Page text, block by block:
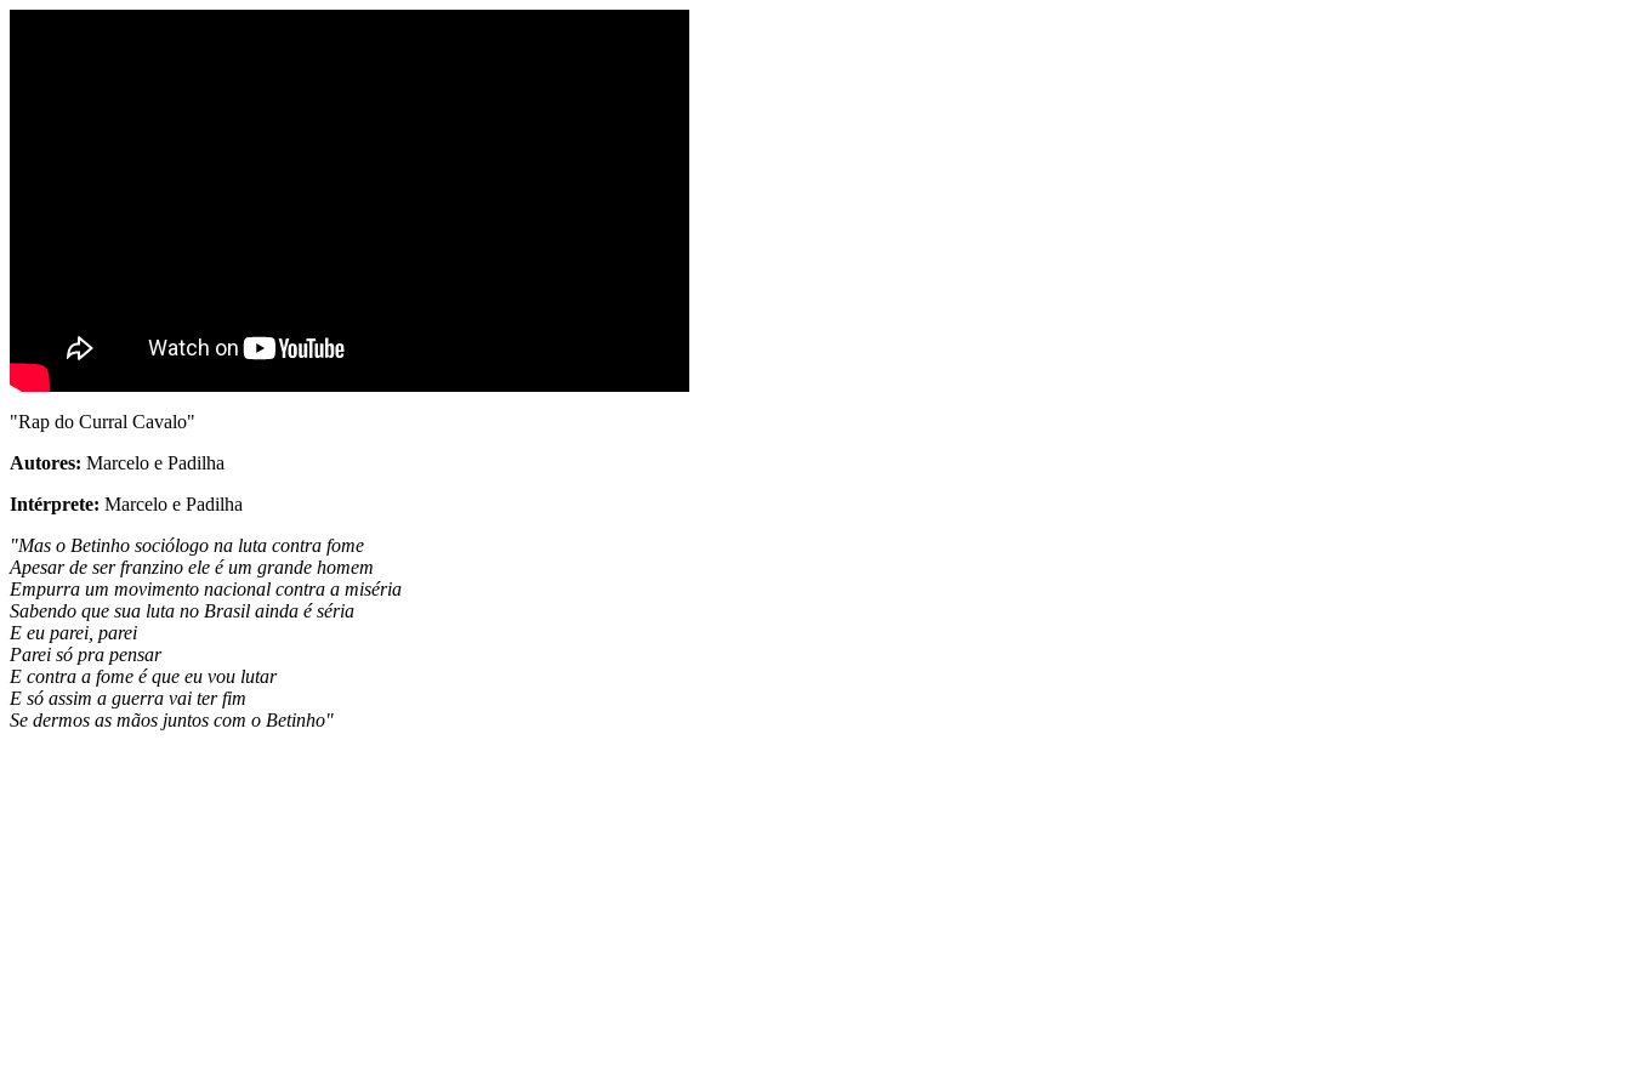
"Rap do Curral Cavalo"
Autores: Marcelo e Padilha
Intérprete: Marcelo e Padilha
"Mas o Betinho sociólogo na luta contra fome
Apesar de ser franzino ele é um grande homem
Empurra um movimento nacional contra a miséria
Sabendo que sua luta no Brasil ainda é séria
E eu parei, parei
Parei só pra pensar
E contra a fome é que eu vou lutar
E só assim a guerra vai ter fim
Se dermos as mãos juntos com o Betinho"